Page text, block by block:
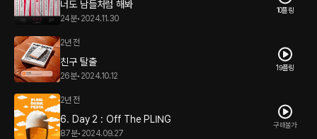
너도 남들처럼 해봐
24분• 2024.11.30
10플링
2년 전
친구 탈출
26분• 2024.10.12
19플링
2년 전
6. Day 2 : Off The PLING
87분• 2024.09.27
구매불가